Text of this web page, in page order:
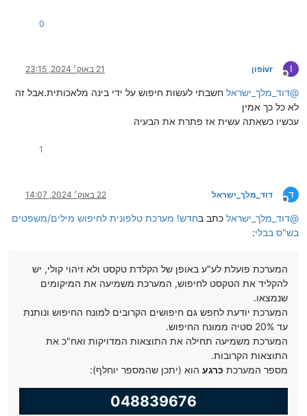
0
I
מנותק
ivrפון 21 באוק׳ 2024, 23:15
@דוד_מלך_ישראל חשבתי לעשות חיפוש על ידי בינה מלאכותית.אבל זה
לא כל כך אמין
עכשיו כשאתה עשית אז פתרת את הבעיה
1
ד
מנותק
דוד_מלך_ישראל 22 באוק׳ 2024, 14:07
@דוד_מלך_ישראל כתב בחדש! מערכת טלפונית לחיפוש מילים/משפטים
בש"ס בבלי:
המערכת פועלת לע"ע באופן של הקלדת טקסט ולא זיהוי קולי, יש
להקליד את הטקסט לחיפוש, המערכת משמיעה את המיקומים
שנמצאו.
המערכת יודעת לחפש גם חיפושים הקרובים למונח החיפוש ונותנת
עד 20% סטיה ממונח החיפוש.
המערכת משמיעה תחילה את התוצאות המדויקות ואח"כ את
התוצאות הקרובות.
מספר המערכת כרגע הוא (יתכן שהמספר יוחלף):
048839676